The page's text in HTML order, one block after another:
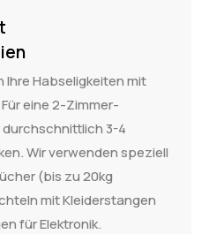
Ihre Habseligkeiten mit
eine 2-Zimmer-
3-4
Wir verwenden speziell
(bis zu 20kg
mit Kleiderstangen
für Elektronik.